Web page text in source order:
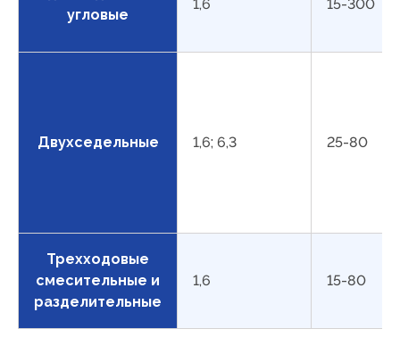
угловые
1,6 15-300
Двухседельные 1,6; 6,3 25-80
Трехходовые
смесительные и
разделительные
1,6 15-80